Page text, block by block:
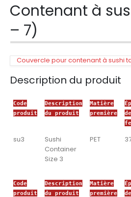
Contenant à
– 7)
Couvercle pour contenant à sushi
Description du produit
Code
produit
Description
du produit
Matière
première
su3
Sushi
Container
Size 3
PET
Code
produit
Description
du produit
Matière
première